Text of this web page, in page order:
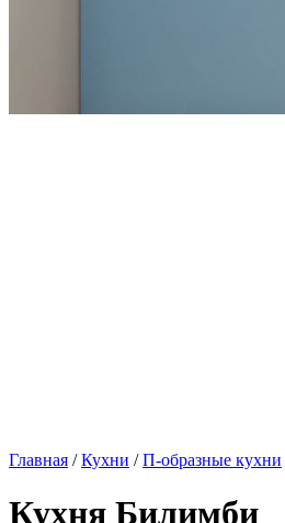
Главная /Кухни /П-образные кухни
Кухня Билимби